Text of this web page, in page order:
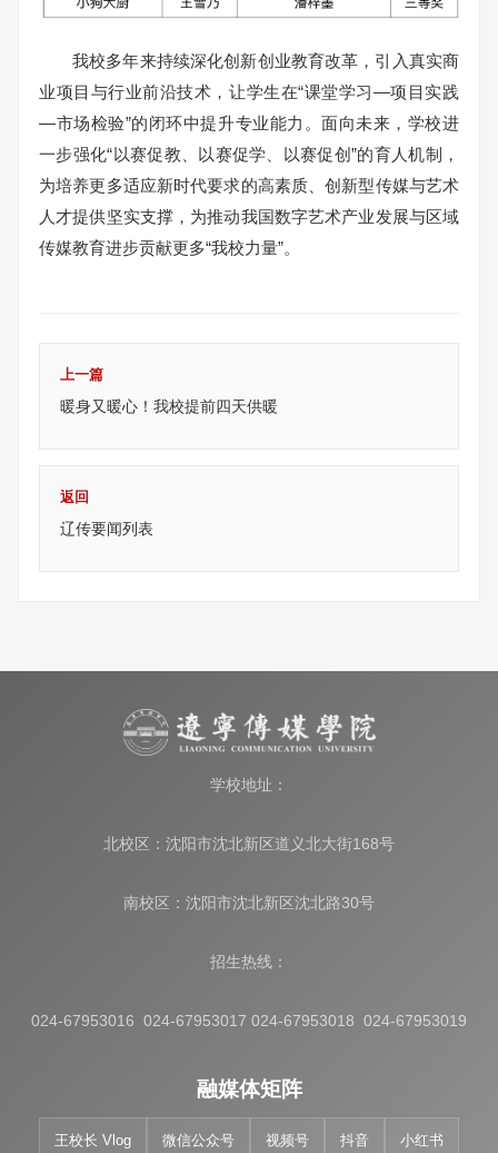
我校多年来持续深化创新创业教育改革，引入真实商
业项目与行业前沿技术，让学生在“课堂学习—项目实践
—市场检验”的闭环中提升专业能力。面向未来，学校进
一步强化“以赛促教、以赛促学、以赛促创”的育人机制，
为培养更多适应新时代要求的高素质、创新型传媒与艺术
人才提供坚实支撑，为推动我国数字艺术产业发展与区域
传媒教育进步贡献更多“我校力量”。
上一篇
暖身又暖心！我校提前四天供暖
返回
辽传要闻列表
学校地址：
北校区：沈阳市沈北新区道义北大街168号
南校区：沈阳市沈北新区沈北路30号
招生热线：
024-67953016 024-67953017 024-67953018 024-67953019
融媒体矩阵
王校长 Vlog 微信公众号 视频号 抖音 小红书